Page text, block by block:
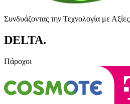
Συνδυάζοντας την Τεχνολογία με Αξίες
DELTA.
Πάροχοι